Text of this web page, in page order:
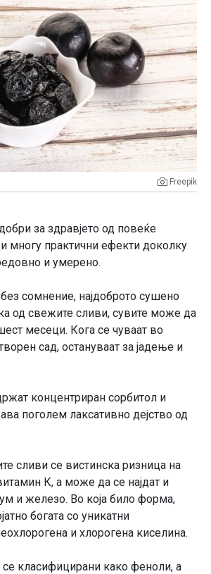
Freepik
за здравјето од повеќе
многу практични ефекти доколку
и умерено.
сомнение, најдоброто сушено
од свежите сливи, сувите може да
месеци. Кога се чуваат во
сад, остануваат за јадење и
концентриран сорбитол и
поголем лаксативно дејство од
сливи се вистинска ризница на
К, а може да се најдат и
и железо. Во која било форма,
богата со уникатни
и хлорогена киселина.
класифицирани како феноли, а